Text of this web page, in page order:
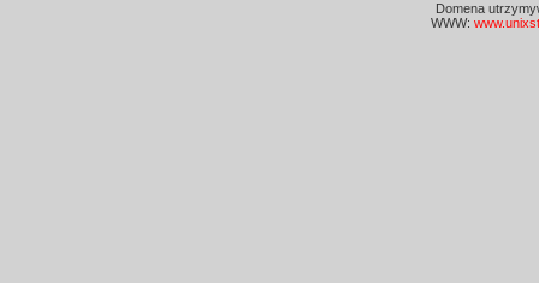
Domena
WWW: